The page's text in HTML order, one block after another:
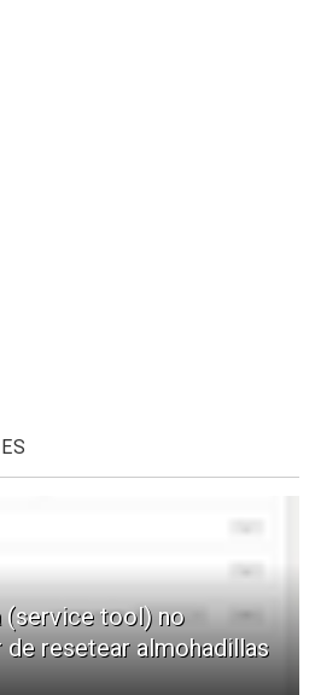
(service tool) no
resetear almohadillas